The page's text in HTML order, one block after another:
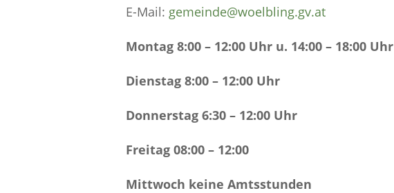
E-Mail: gemeinde@woelbling.gv.at
Montag 8:00 – 12:00 Uhr u. 14:00 – 18:00 Uhr
Dienstag 8:00 – 12:00 Uhr
Donnerstag 6:30 – 12:00 Uhr
Freitag 08:00 – 12:00
Mittwoch keine Amtsstunden